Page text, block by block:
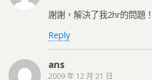
謝謝，解決了我2hr的問題！
Reply
ans
2009 年 12 月 21 日